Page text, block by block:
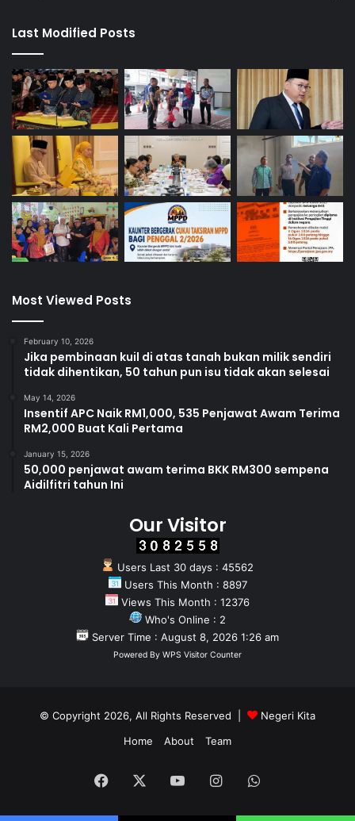
Last Modified Posts
Most Viewed Posts
February 10, 2026
Jika pembinaan kuil di atas tanah bukan milik sendiri
tidak dihentikan, 50 tahun pun isu tidak akan selesai
May 14, 2026
Insentif APC Naik RM1,000, 535 Penjawat Awam Terima
RM2,000 Buat Kali Pertama
January 15, 2026
50,000 penjawat awam terima BKK RM300 sempena
Aidilfitri tahun Ini
Our Visitor
Users Last 30 days : 45562
Users This Month : 8897
Views This Month : 12376
Who's Online : 2
Server Time : August 8, 2026 1:26 am
Powered By WPS Visitor Counter
© Copyright 2026, All Rights Reserved |
Negeri Kita
Home
About Team
Facebook YouTubeInstagramWhatsApp